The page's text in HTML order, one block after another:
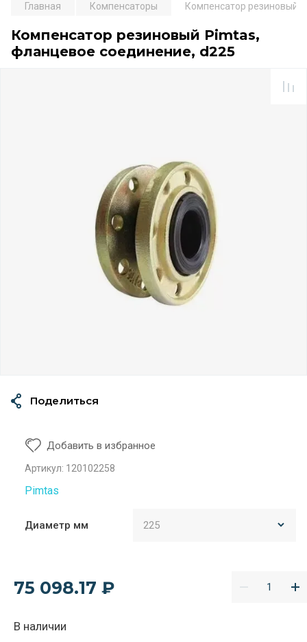
Главная Компенсаторы Компенсатор резиновый
Компенсатор резиновый Pimtas,
фланцевое соединение, d225
75 098.17 ₽
В наличии
Добавить в избранное
Артикул: 120102258
Pimtas
Диаметр мм
Поделиться